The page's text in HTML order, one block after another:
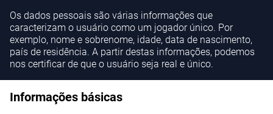
Os dados pessoais são várias informações que
caracterizam o usuário como um jogador único. Por
exemplo, nome e sobrenome, idade, data de nascimento,
país de residência. A partir destas informações, podemos
nos certificar de que o usuário seja real e único.
Informações básicas